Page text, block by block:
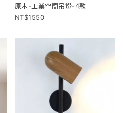
原木-工業空間吊燈-4款
1550